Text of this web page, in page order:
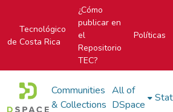
Tecnológico
de Costa Rica
¿Cómo
publicar en
el
Repositorio
TEC?
Políticas
Communities
& Collections
All of
DSpace